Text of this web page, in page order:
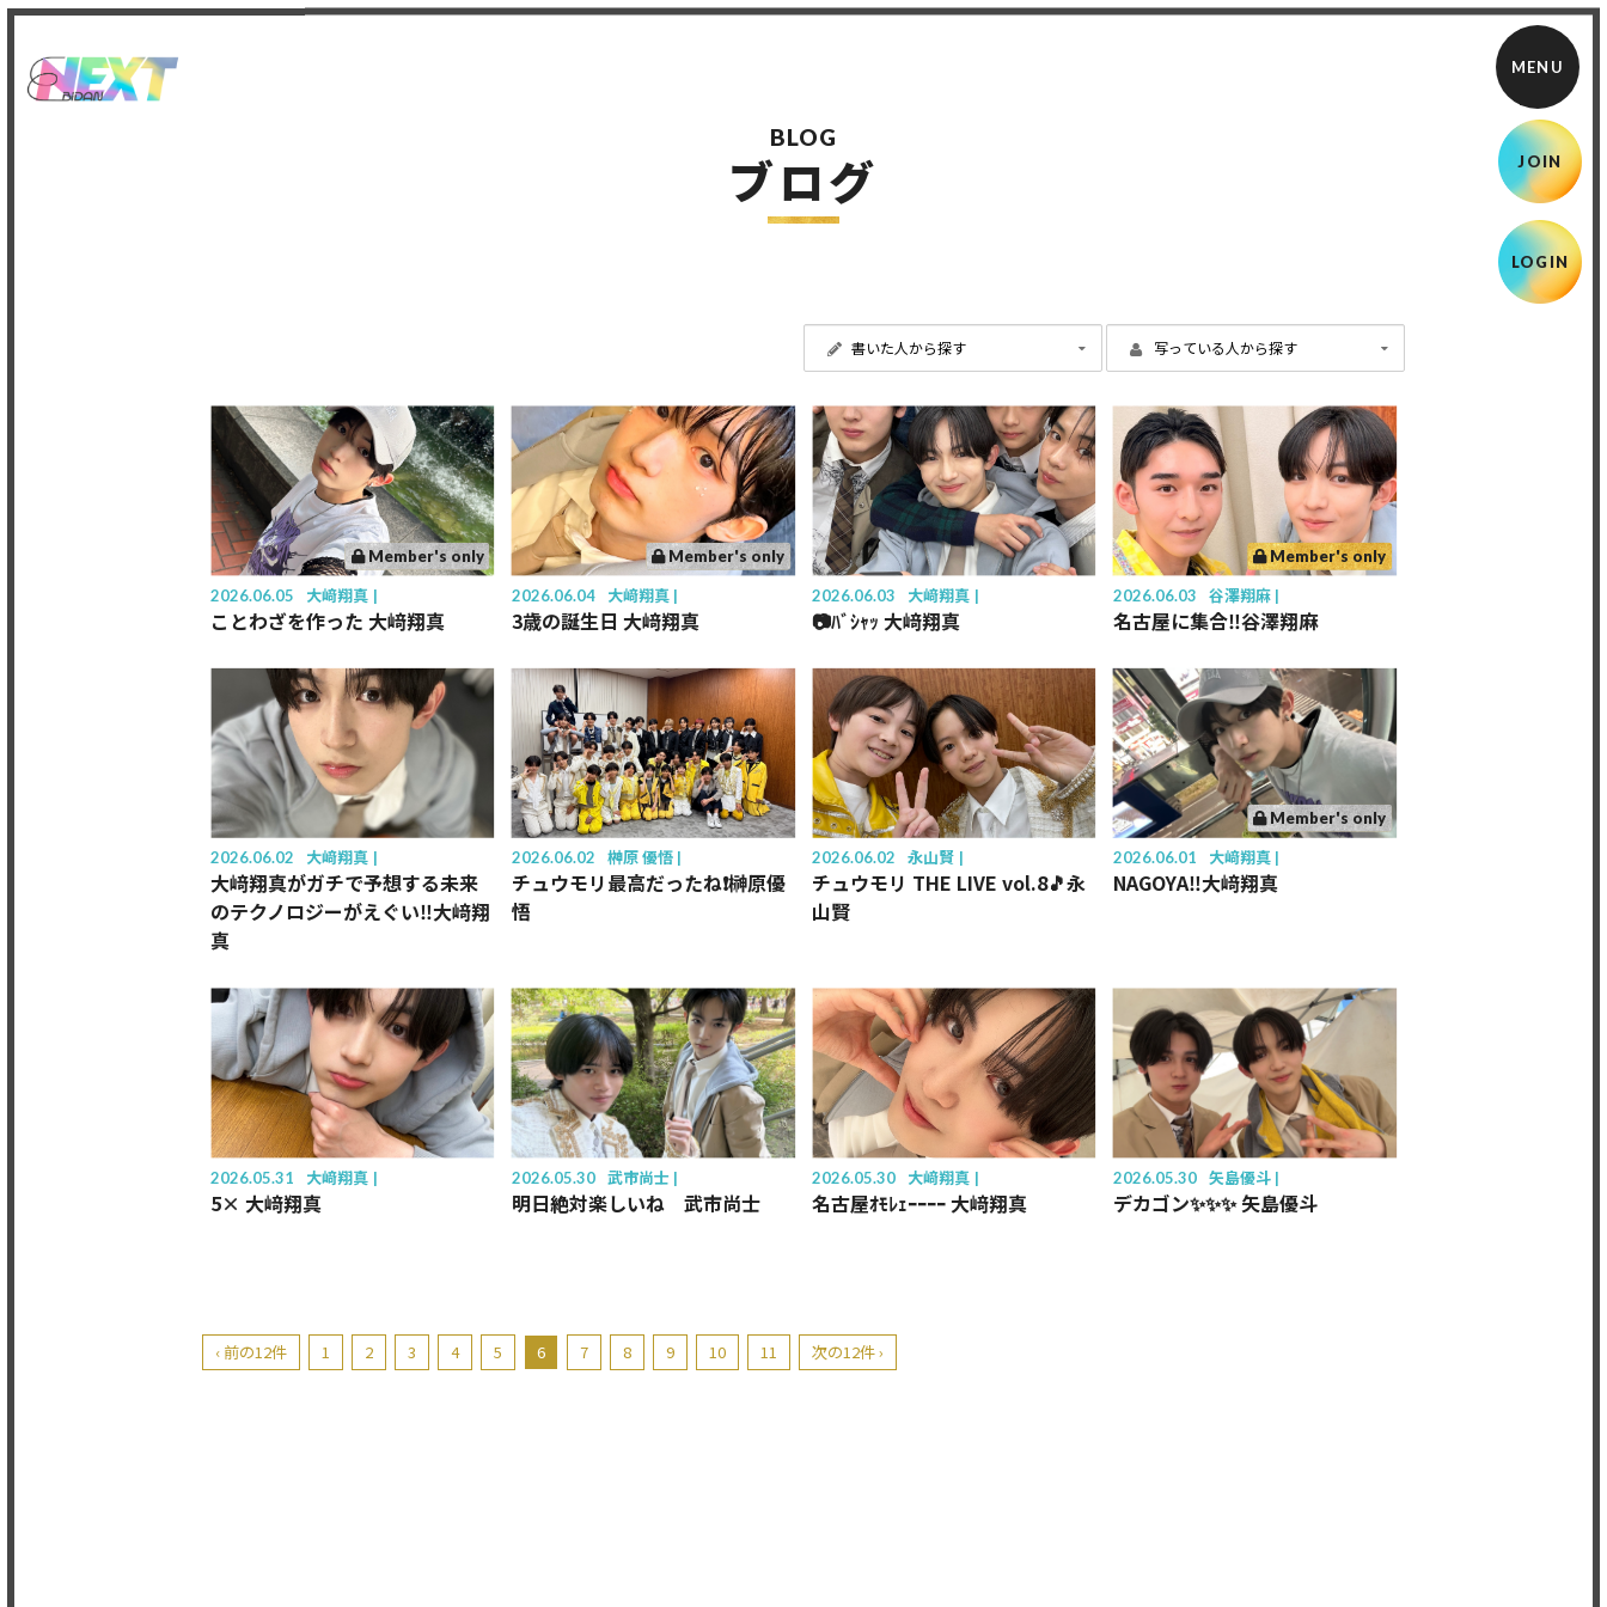
JOIN
LOGIN
BLOG
ブログ
Member's only
2026.06.05 大﨑翔真
ことわざを作った 大﨑翔真
Member's only
2026.06.04 大﨑翔真
3歳の誕生日 大﨑翔真
2026.06.03 大﨑翔真
📷ﾊﾞｼｬｯ 大﨑翔真
Member's only
2026.06.03 谷澤翔麻
名古屋に集合‼️谷澤翔麻
2026.06.02 大﨑翔真
大﨑翔真がガチで予想する未来
のテクノロジーがえぐい‼️大﨑翔
真
2026.06.02 榊󠄀原 優悟
チュウモリ最高だったね❗️榊原優
悟
2026.06.02 永山賢
チュウモリ THE LIVE vol.8🎵永
山賢
Member's only
2026.06.01 大﨑翔真
NAGOYA‼️大﨑翔真
2026.05.31 大﨑翔真
5× 大﨑翔真
2026.05.30 武市尚士
明日絶対楽しいね 武市尚士
2026.05.30 大﨑翔真
名古屋ｵﾓﾚｪｰｰｰｰ 大﨑翔真
2026.05.30 矢島優斗
デカゴン✨️✨️✨️ 矢島優斗
‹ 前の12件 1 2 3 4 5 6 7 8 9 10 11 次の12件 ›